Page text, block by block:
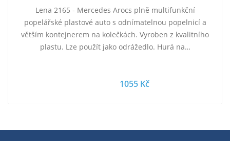
Lena 2165 - Mercedes Arocs plně multifunkční
popelářské plastové auto s odnímatelnou popelnicí a
větším kontejnerem na kolečkách. Vyroben z kvalitního
plastu. Lze použít jako odrážedlo. Hurá na…
1055 Kč